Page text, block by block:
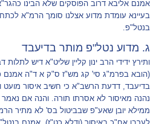
אמנם אליבא דרוב הפוסקים שלא הבינו
בעיינא עומדת מדוע אצלנו סומך הרמ"א
בנטל"פ.
ג. מדוע נטל"פ מותר בדיעבד
ותירץ ידידי הרב ינון קליין שליט"א דיש
(הובא בפרמ"ג סי' קג מש"ז ס"ק א ד"ה אמנם
בדיעבד, דדעת הרשב"א כי חשיב איסור מועט
נהנה מאיסור לא אסרתו תורה. והנה אם
ממילא יובן שאע"פ שבביטול בס' לא מתיר